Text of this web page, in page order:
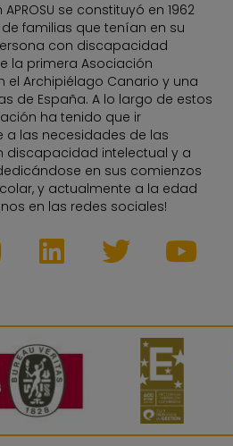
se constituyó en 1962
familias que tenían en su
con discapacidad
la primera Asociación
el Archipiélago Canario y una
de España. A lo largo de estos
ha tenido que ir
las necesidades de las
discapacidad intelectual y a
en sus comienzos
y actualmente a la edad
en las redes sociales!